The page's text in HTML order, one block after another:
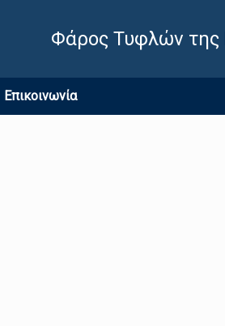
Φάρος Τυφλών της
Επικοινωνία